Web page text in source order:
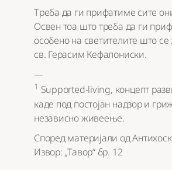
Треба да ги прифатиме сите
Освен тоа што треба да ги
особено на светителите што
св. Герасим Кефалониски.
—
1 Supported-living, концепт
каде под постојан надзор и
независно живеење.
Според материјали од
Извор: „Тавор“ бр. 12